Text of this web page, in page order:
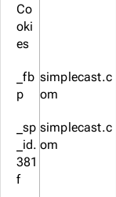
Co
oki
es
_fb
p
simplecast.c
om
_sp
_id.
381
f
simplecast.c
om